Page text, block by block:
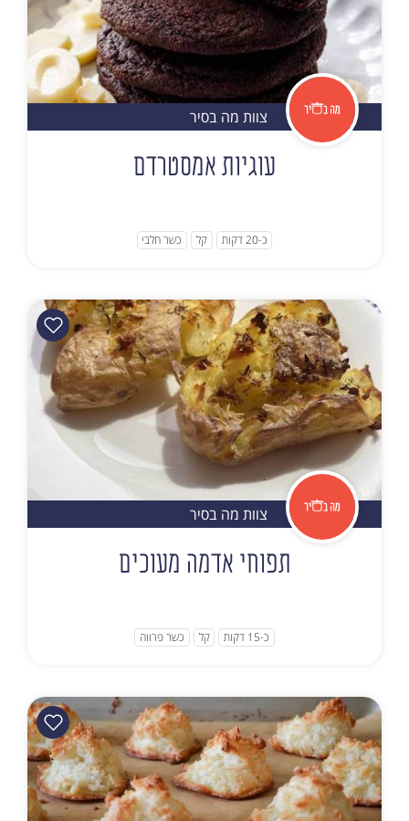
צוות מה בסיר
עוגיות אמסטרדם
כ-20 דקות קל כשר חלבי
צוות מה בסיר
תפוחי אדמה מעוכים
כ-15 דקות קל כשר פרווה